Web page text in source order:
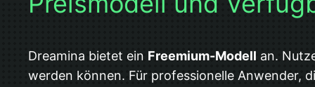
Dreamina bietet ein Freemium-Modell an.
werden können. Für professionelle Anwender,